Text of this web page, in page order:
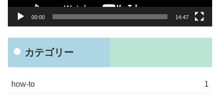
00:00 14:47
カテゴリー
how-to 1